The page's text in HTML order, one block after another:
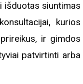
išduotas siuntimas
kurios
ir gimdos
patvirtinti arba